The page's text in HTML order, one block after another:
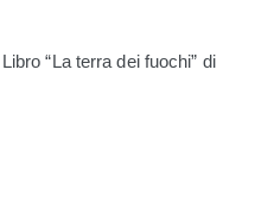
“La terra dei fuochi” di